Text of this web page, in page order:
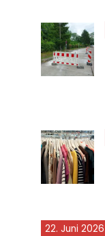
22. Juni 2026